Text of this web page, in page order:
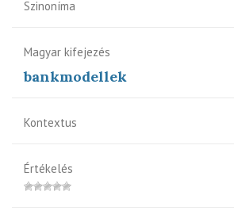
Szinoníma
Magyar kifejezés
bankmodellek
Kontextus
Értékelés